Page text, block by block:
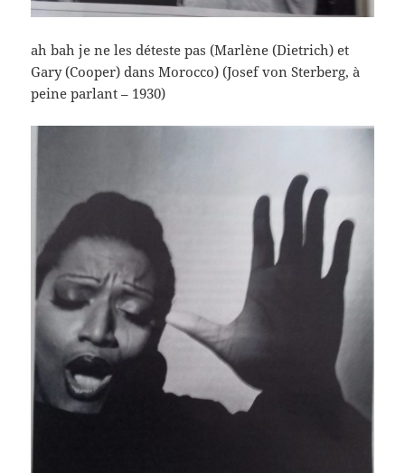
ah bah je ne les déteste pas (Marlène (Dietrich) et
Gary (Cooper) dans Morocco) (Josef von Sterberg, à
peine parlant – 1930)